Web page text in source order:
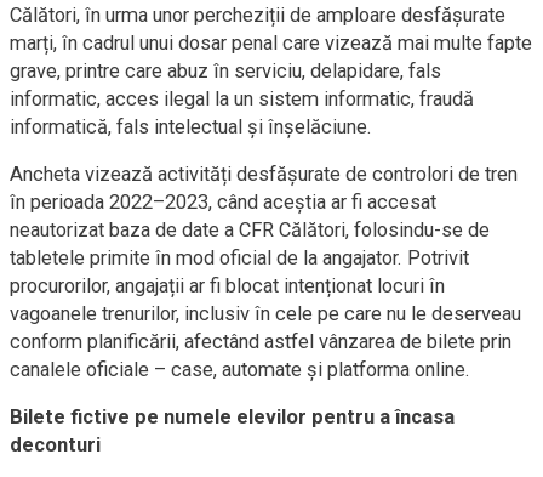
Călători, în urma unor percheziții de amploare desfășurate
marți, în cadrul unui dosar penal care vizează mai multe fapte
grave, printre care abuz în serviciu, delapidare, fals
informatic, acces ilegal la un sistem informatic, fraudă
informatică, fals intelectual și înșelăciune.
Ancheta vizează activități desfășurate de controlori de tren
în perioada 2022–2023, când aceștia ar fi accesat
neautorizat baza de date a CFR Călători, folosindu-se de
tabletele primite în mod oficial de la angajator. Potrivit
procurorilor, angajații ar fi blocat intenționat locuri în
vagoanele trenurilor, inclusiv în cele pe care nu le deserveau
conform planificării, afectând astfel vânzarea de bilete prin
canalele oficiale – case, automate și platforma online.
Bilete fictive pe numele elevilor pentru a încasa
deconturi